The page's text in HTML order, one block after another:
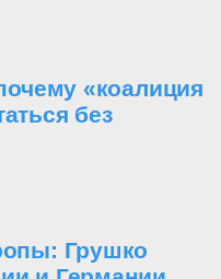
«коалиция
без
Грушко